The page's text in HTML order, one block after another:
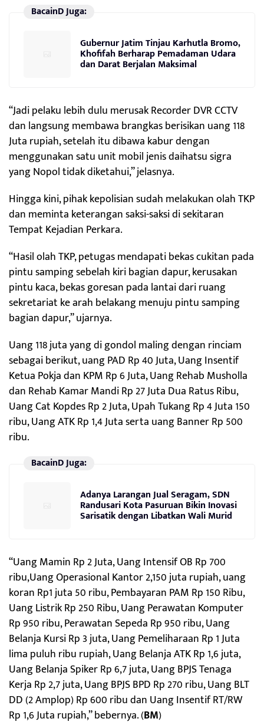
BacainD Juga:
Gubernur Jatim Tinjau Karhutla Bromo,
Khofifah Berharap Pemadaman Udara
dan Darat Berjalan Maksimal
“Jadi pelaku lebih dulu merusak Recorder DVR CCTV
dan langsung membawa brangkas berisikan uang 118
Juta rupiah, setelah itu dibawa kabur dengan
menggunakan satu unit mobil jenis daihatsu sigra
yang Nopol tidak diketahui,” jelasnya.
Hingga kini, pihak kepolisian sudah melakukan olah TKP
dan meminta keterangan saksi-saksi di sekitaran
Tempat Kejadian Perkara.
“Hasil olah TKP, petugas mendapati bekas cukitan pada
pintu samping sebelah kiri bagian dapur, kerusakan
pintu kaca, bekas goresan pada lantai dari ruang
sekretariat ke arah belakang menuju pintu samping
bagian dapur,” ujarnya.
Uang 118 juta yang di gondol maling dengan rinciam
sebagai berikut, uang PAD Rp 40 Juta, Uang Insentif
Ketua Pokja dan KPM Rp 6 Juta, Uang Rehab Musholla
dan Rehab Kamar Mandi Rp 27 Juta Dua Ratus Ribu,
Uang Cat Kopdes Rp 2 Juta, Upah Tukang Rp 4 Juta 150
ribu, Uang ATK Rp 1,4 Juta serta uang Banner Rp 500
ribu.
BacainD Juga:
Adanya Larangan Jual Seragam, SDN
Randusari Kota Pasuruan Bikin Inovasi
Sarisatik dengan Libatkan Wali Murid
“Uang Mamin Rp 2 Juta, Uang Intensif OB Rp 700
ribu,Uang Operasional Kantor 2,150 juta rupiah, uang
koran Rp1 juta 50 ribu, Pembayaran PAM Rp 150 Ribu,
Uang Listrik Rp 250 Ribu, Uang Perawatan Komputer
Rp 950 ribu, Perawatan Sepeda Rp 950 ribu, Uang
Belanja Kursi Rp 3 juta, Uang Pemeliharaan Rp 1 Juta
lima puluh ribu rupiah, Uang Belanja ATK Rp 1,6 juta,
Uang Belanja Spiker Rp 6,7 juta, Uang BPJS Tenaga
Kerja Rp 2,7 juta, Uang BPJS BPD Rp 270 ribu, Uang BLT
DD (2 Amplop) Rp 600 ribu dan Uang Insentif RT/RW
Rp 1,6 Juta rupiah,” bebernya. (BM)